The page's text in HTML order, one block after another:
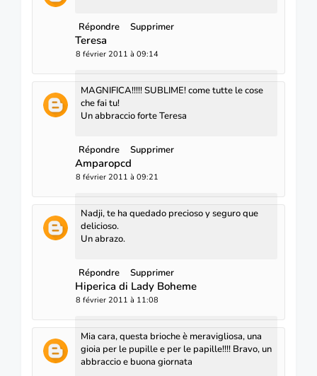
Répondre Supprimer
Teresa
8 février 2011 à 09:14
MAGNIFICA!!!!! SUBLIME! come tutte le cose
che fai tu!
Un abbraccio forte Teresa
Répondre Supprimer
Amparopcd
8 février 2011 à 09:21
Nadji, te ha quedado precioso y seguro que
delicioso.
Un abrazo.
Répondre Supprimer
Hiperica di Lady Boheme
8 février 2011 à 11:08
Mia cara, questa brioche è meravigliosa, una
gioia per le pupille e per le papille!!!! Bravo, un
abbraccio e buona giornata